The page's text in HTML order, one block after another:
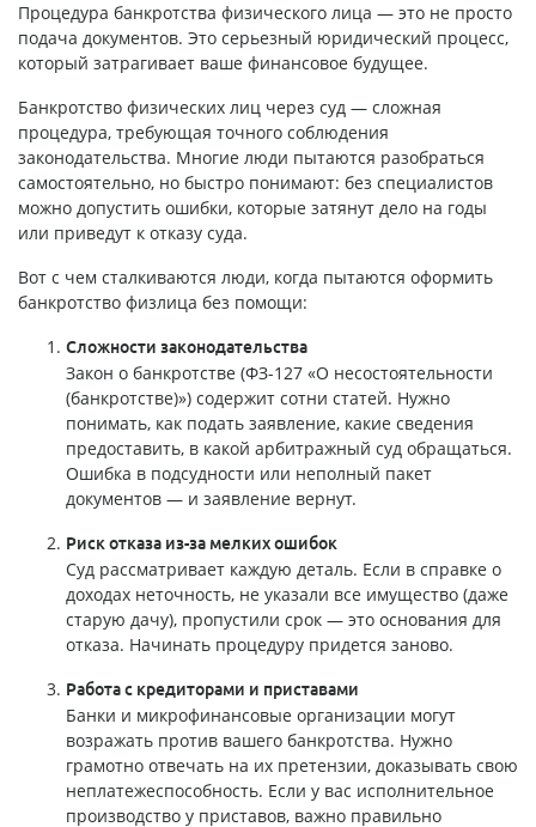
Процедура банкротства физического лица — это не просто
подача документов. Это серьезный юридический процесс,
который затрагивает ваше финансовое будущее.
Банкротство физических лиц через суд — сложная
процедура, требующая точного соблюдения
законодательства. Многие люди пытаются разобраться
самостоятельно, но быстро понимают: без специалистов
можно допустить ошибки, которые затянут дело на годы
или приведут к отказу суда.
Вот с чем сталкиваются люди, когда пытаются оформить
банкротство физлица без помощи:
Сложности законодательства
Закон о банкротстве (ФЗ-127 «О несостоятельности
(банкротстве)») содержит сотни статей. Нужно
понимать, как подать заявление, какие сведения
предоставить, в какой арбитражный суд обращаться.
Ошибка в подсудности или неполный пакет
документов — и заявление вернут.
Риск отказа из-за мелких ошибок
Суд рассматривает каждую деталь. Если в справке о
доходах неточность, не указали все имущество (даже
старую дачу), пропустили срок — это основания для
отказа. Начинать процедуру придется заново.
Работа с кредиторами и приставами
Банки и микрофинансовые организации могут
возражать против вашего банкротства. Нужно
грамотно отвечать на их претензии, доказывать свою
неплатежеспособность. Если у вас исполнительное
производство у приставов, важно правильно